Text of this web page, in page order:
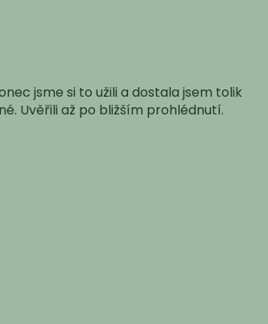
jsme si to užili a dostala jsem tolik
Uvěřili až po bližším prohlédnutí.